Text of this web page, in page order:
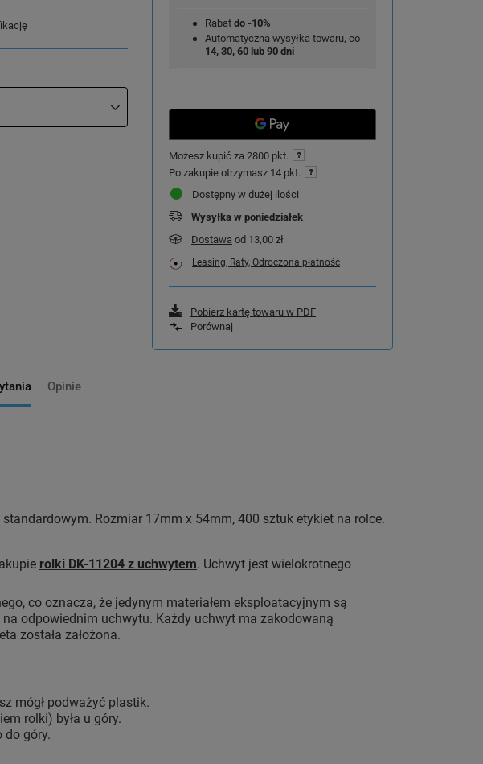
Rabat do -10%
Automatyczna wysyłka towaru, co
14, 30, 60 lub 90 dni
Możesz kupić za 2800 pkt.
Po zakupie otrzymasz 14 pkt.
Dostępny w dużej ilości
Wysyłka w poniedziałek
Dostawa od 13,00 zł
Leasing, Raty, Odroczona płatność
Pobierz kartę towaru w PDF
Porównaj
Opinie
Rozmiar 17mm x 54mm, 400 sztuk etykiet na rolce.
rolki DK-11204 z uchwytem. Uchwyt jest wielokrotnego
co oznacza, że jedynym materiałem eksploatacyjnym są
odpowiednim uchwytu. Każdy uchwyt ma zakodowaną
została założona.
mógł podważyć plastik.
rolki) była u góry.
do góry.